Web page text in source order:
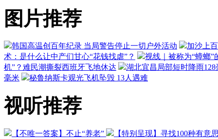
图片推荐
韩国高温创百年纪录 当局警告停止一切户外活动
加沙上
术：是什么让中产们甘心“花钱找虐”？
视线｜被称为“蟑螂
机”？难民潮撕裂西班牙飞地休达
湖北宜昌局部短时降雨
毫米
秘鲁纳斯卡观光飞机坠毁 13人遇难
视听推荐
【不唯一答案】不止“养老”
【特别呈现】寻找100种有意